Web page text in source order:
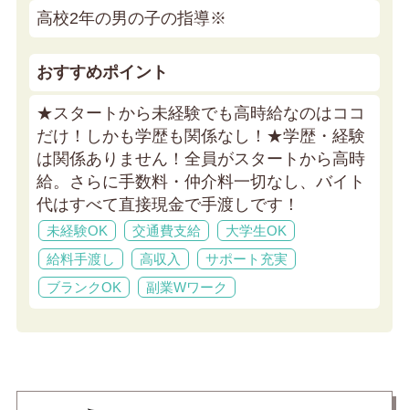
高校2年の男の子の指導※
おすすめポイント
★スタートから未経験でも高時給なのはココ
だけ！しかも学歴も関係なし！★学歴・経験
は関係ありません！全員がスタートから高時
給。さらに手数料・仲介料一切なし、バイト
代はすべて直接現金で手渡しです！
未経験OK 交通費支給
大学生OK
給料手渡し
高収入
サポート充実
ブランクOK
副業Wワーク